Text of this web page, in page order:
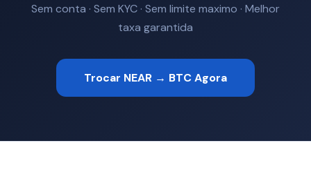
Sem conta · Sem KYC · Sem limite maximo · Melhor
taxa garantida
Trocar NEAR → BTC Agora